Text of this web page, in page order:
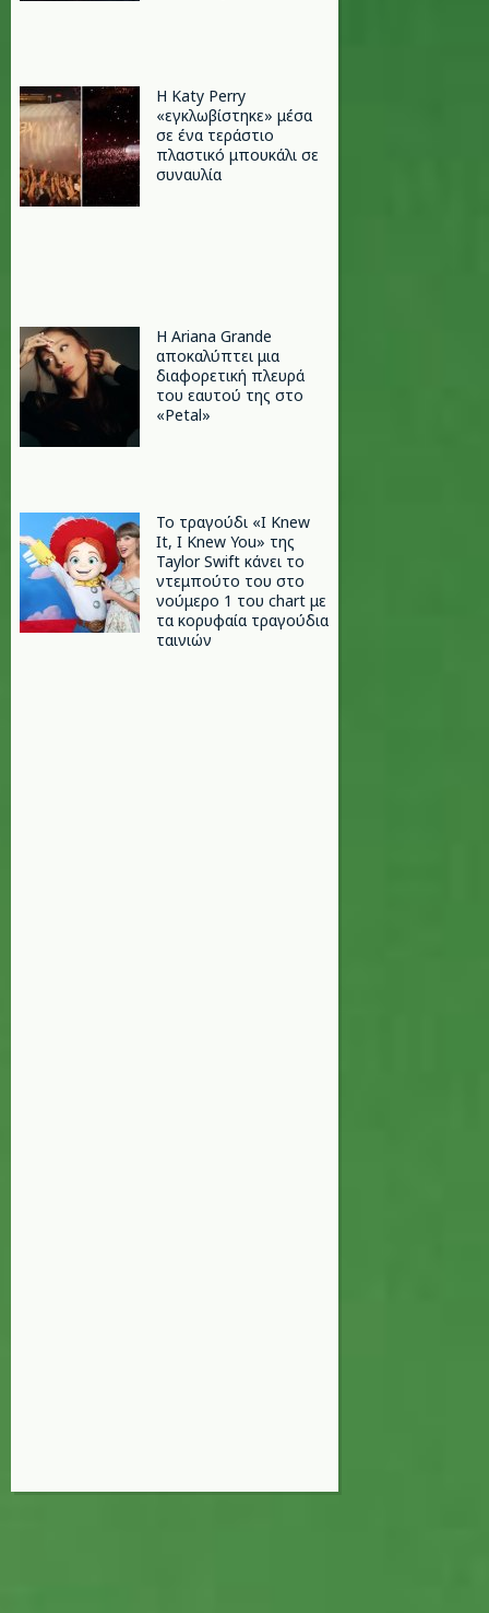
H Katy Perry
«εγκλωβίστηκε» μέσα
σε ένα τεράστιο
πλαστικό μπουκάλι σε
συναυλία
Η Ariana Grande
αποκαλύπτει μια
διαφορετική πλευρά
του εαυτού της στο
«Petal»
Το τραγούδι «I Knew
It, I Knew You» της
Taylor Swift κάνει το
ντεμπούτο του στο
νούμερο 1 του chart με
τα κορυφαία τραγούδια
ταινιών